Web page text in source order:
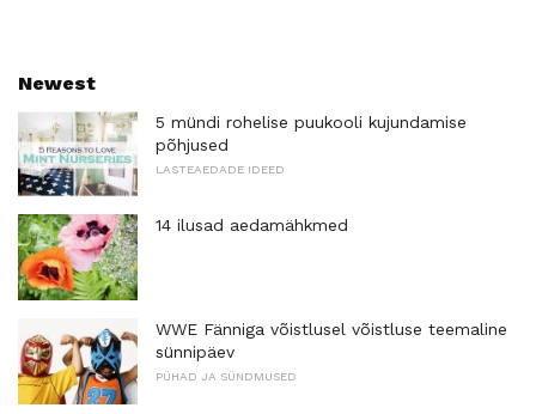
Newest
5 mündi rohelise puukooli kujundamise
põhjused
LASTEAEDADE IDEED
14 ilusad aedamähkmed
WWE Fänniga võistlusel võistluse teemaline
sünnipäev
PÜHAD JA SÜNDMUSED